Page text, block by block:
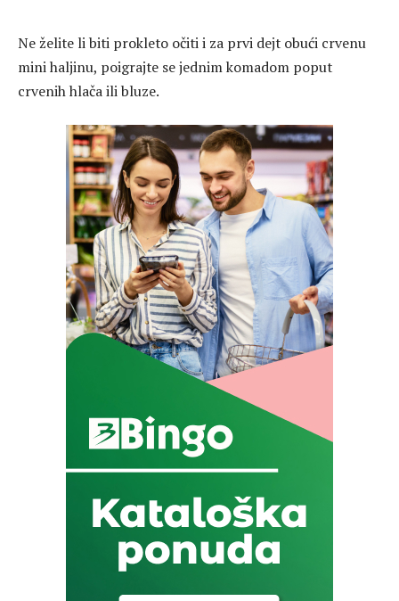
Ne želite li biti prokleto očiti i za prvi dejt obući crvenu
mini haljinu, poigrajte se jednim komadom poput
crvenih hlača ili bluze.